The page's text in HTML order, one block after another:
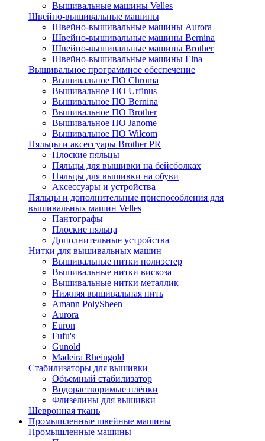
Вышивальные машины Velles
Швейно-вышивальные машины
Швейно-вышивальные машины Aurora
Швейно-вышивальные машины Bernina
Швейно-вышивальные машины Brother
Швейно-вышивальные машины Elna
Вышивальное программное обеспечение
Вышивальное ПО Chroma
Вышивальное ПО Urfinus
Вышивальное ПО Bernina
Вышивальное ПО Brother
Вышивальное ПО Janome
Вышивальное ПО Wilcom
Пяльцы и аксессуары Brother PR
Плоские пяльцы
Пяльцы для вышивки на бейсболках
Пяльцы для вышивки на обуви
Аксессуары и устройства
Пяльцы и дополнительные приспособления для
вышивальных машин Velles
Пантографы
Плоские пяльца
Дополнительные устройства
Нитки для вышивальных машин
Вышивальные нитки полиэстер
Вышивальные нитки вискоза
Вышивальные нитки металлик
Нижняя вышивальная нить
Amann PolySheen
Aurora
Euron
Fufu's
Gunold
Madeira Rheingold
Стабилизаторы для вышивки
Объемный стабилизатор
Водорастворимые плёнки
Флизелины для вышивки
Шевронная ткань
Промышленные швейные машины
Промышленные машины